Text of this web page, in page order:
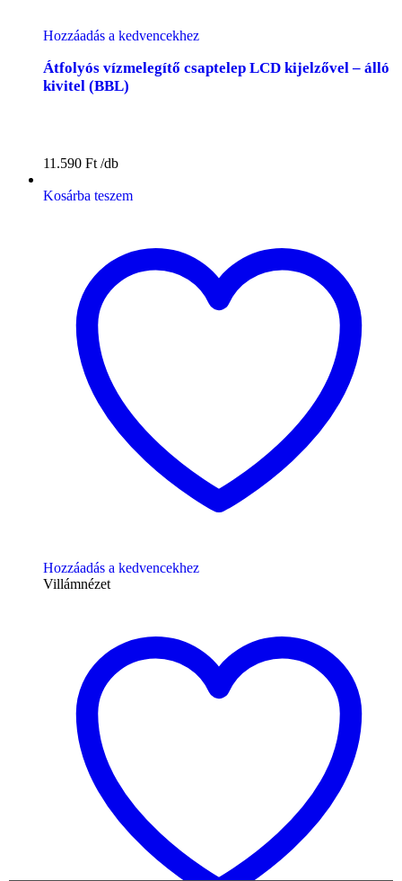
Hozzáadás a kedvencekhez
Átfolyós vízmelegítő csaptelep LCD kijelzővel – álló
kivitel (BBL)
11.590 Ft
Kosárba teszem
Hozzáadás a kedvencekhez
Villámnézet